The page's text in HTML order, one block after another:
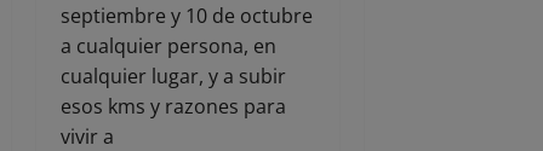
septiembre y 10 de octubre
a cualquier persona, en
cualquier lugar, y a subir
esos kms y razones para
vivir a